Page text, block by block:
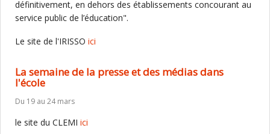
définitivement, en dehors des établissements concourant au
service public de l’éducation".
Le site de l'IRISSO ici
La semaine de la presse et des médias dans
l'école
Du 19 au 24 mars
le site du CLEMI ici